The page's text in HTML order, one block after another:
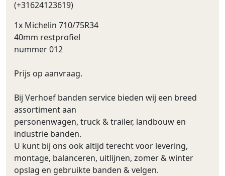
(+31624123619)
1x Michelin 710/75R34
40mm restprofiel
nummer 012
Prijs op aanvraag.
Bij Verhoef banden service bieden wij een breed
assortiment aan
personenwagen, truck & trailer, landbouw en
industrie banden.
U kunt bij ons ook altijd terecht voor levering,
montage, balanceren, uitlijnen, zomer & winter
opslag en gebruikte banden & velgen.